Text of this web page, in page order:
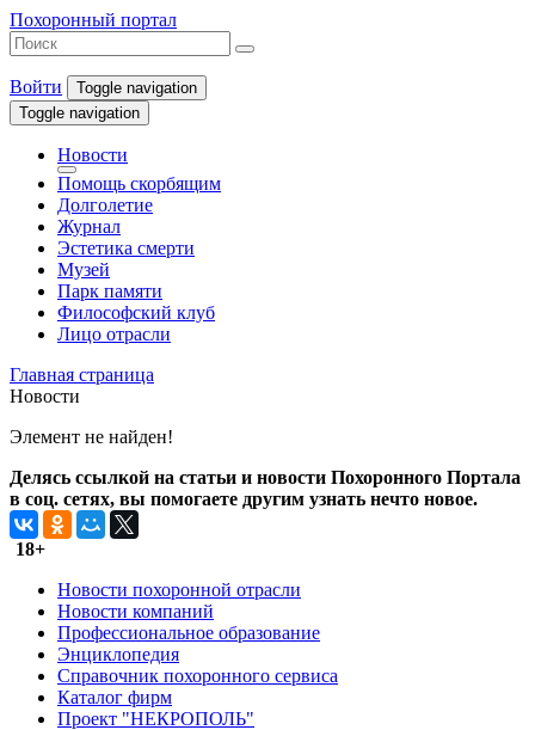
Похоронный портал
Войти
Toggle navigation
Toggle navigation
Новости
Помощь скорбящим
Долголетие
Журнал
Эстетика смерти
Музей
Парк памяти
Философский клуб
Лицо отрасли
Главная страница
Новости
Элемент не найден!
Делясь ссылкой на статьи и новости Похоронного Портала
в соц. сетях, вы помогаете другим узнать нечто новое.
18+
Новости похоронной отрасли
Новости компаний
Профессиональное образование
Энциклопедия
Справочник похоронного сервиса
Каталог фирм
Проект "НЕКРОПОЛЬ"